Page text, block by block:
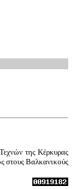
της Κέρκυρας
στους Βαλκανικούς